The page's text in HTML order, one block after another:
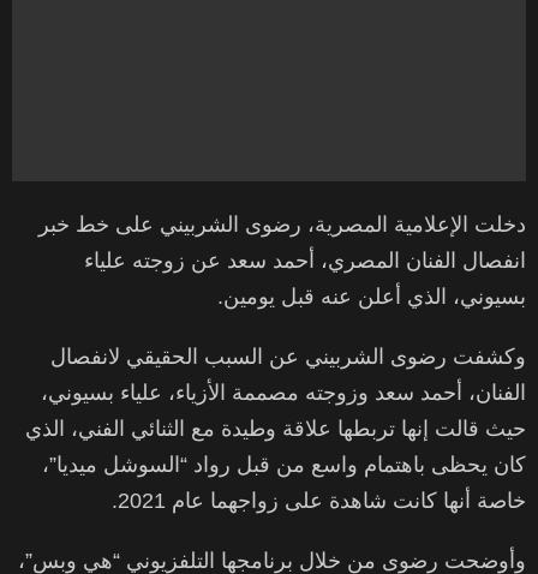
دخلت الإعلامية المصرية، رضوى الشربيني على خط خبر
انفصال الفنان المصري، أحمد سعد عن زوجته علياء
بسيوني، الذي أعلن عنه قبل يومين.
وكشفت رضوى الشربيني عن السبب الحقيقي لانفصال
الفنان، أحمد سعد وزوجته مصممة الأزياء، علياء بسيوني،
حيث قالت إنها تربطها علاقة وطيدة مع الثنائي الفني، الذي
كان يحظى باهتمام واسع من قبل رواد “السوشل ميديا”،
خاصة أنها كانت شاهدة على زواجهما عام 2021.
وأوضحت رضوى من خلال برنامجها التلفزيوني “هي وبس”،